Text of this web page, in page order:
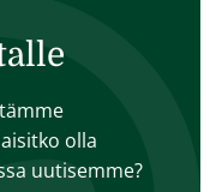
olla
uutisemme?